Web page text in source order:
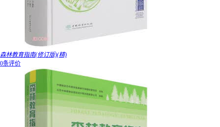
森林教育指南(修订版)(精)
0条评价